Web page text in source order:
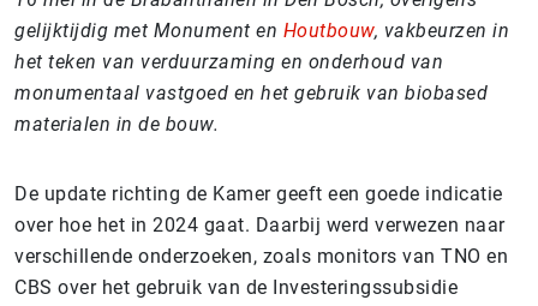
gelijktijdig met Monument en Houtbouw, vakbeurzen in
het teken van verduurzaming en onderhoud van
monumentaal vastgoed en het gebruik van biobased
materialen in de bouw.
De update richting de Kamer geeft een goede indicatie
over hoe het in 2024 gaat. Daarbij werd verwezen naar
verschillende onderzoeken, zoals monitors van TNO en
CBS over het gebruik van de Investeringssubsidie